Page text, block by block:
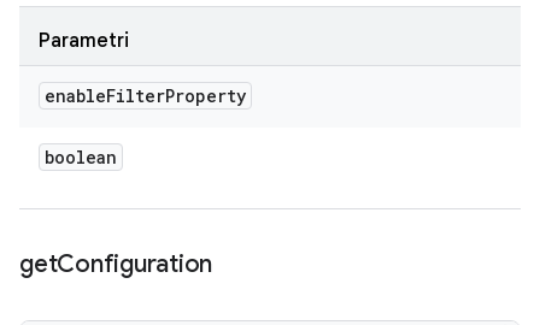
Parametri
enableFilterProperty
boolean
getConfiguration